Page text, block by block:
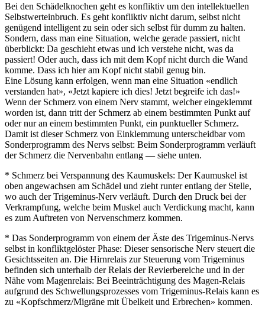
Bei den Schädelknochen geht es konfliktiv um den intellektuellen
Selbstwerteinbruch. Es geht konfliktiv nicht darum, selbst nicht
genügend intelligent zu sein oder sich selbst für dumm zu halten.
Sondern, dass man eine Situation, welche gerade passiert, nicht
überblickt: Da geschieht etwas und ich verstehe nicht, was da
passiert! Oder auch, dass ich mit dem Kopf nicht durch die Wand
komme. Dass ich hier am Kopf nicht stabil genug bin.
Eine Lösung kann erfolgen, wenn man eine Situation «endlich
verstanden hat», «Jetzt kapiere ich dies! Jetzt begreife ich das!»
Wenn der Schmerz von einem Nerv stammt, welcher eingeklemmt
worden ist, dann tritt der Schmerz ab einem bestimmten Punkt auf
oder nur an einem bestimmten Punkt, ein punktueller Schmerz.
Damit ist dieser Schmerz von Einklemmung unterscheidbar vom
Sonderprogramm des Nervs selbst: Beim Sonderprogramm verläuft
der Schmerz die Nervenbahn entlang — siehe unten.
* Schmerz bei Verspannung des Kaumuskels: Der Kaumuskel ist
oben angewachsen am Schädel und zieht runter entlang der Stelle,
wo auch der Trigeminus-Nerv verläuft. Durch den Druck bei der
Verkrampfung, welche beim Muskel auch Verdickung macht, kann
es zum Auftreten von Nervenschmerz kommen.
* Das Sonderprogramm von einem der Äste des Trigeminus-Nervs
selbst in konfliktgelöster Phase: Dieser sensorische Nerv steuert die
Gesichtsseiten an. Die Hirnrelais zur Steuerung vom Trigeminus
befinden sich unterhalb der Relais der Revierbereiche und in der
Nähe vom Magenrelais: Bei Beeinträchtigung des Magen-Relais
aufgrund des Schwellungsprozesses vom Trigeminus-Relais kann es
zu «Kopfschmerz/Migräne mit Übelkeit und Erbrechen» kommen.